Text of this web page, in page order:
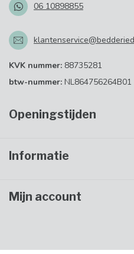
06 10898855
KVK nummer: 88735281
btw-nummer: NL864756264B01
Openingstijden
Informatie
Mijn account